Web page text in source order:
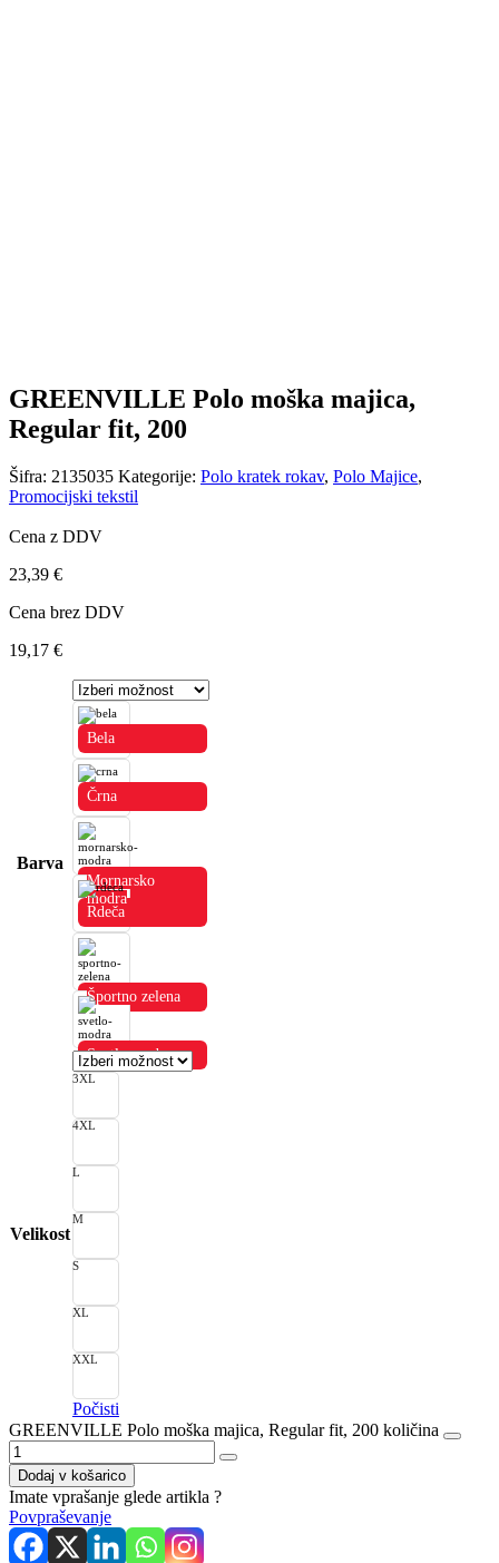
GREENVILLE Polo moška majica,
Regular fit, 200
Šifra: 2135035 Kategorije: Polo kratek rokav, Polo Majice,
Promocijski tekstil
Cena z DDV
23,39 €
Cena brez DDV
19,17 €
Barva
Bela
Črna
Mornarsko
modra
Rdeča
Športno zelena
Svetlo modra
Velikost
3XL
4XL
L
M
S
XL
XXL
Počisti
GREENVILLE Polo moška majica, Regular fit, 200 količina
Dodaj v košarico
Imate vprašanje glede artikla ?
Povpraševanje